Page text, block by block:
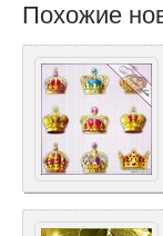
Похожие